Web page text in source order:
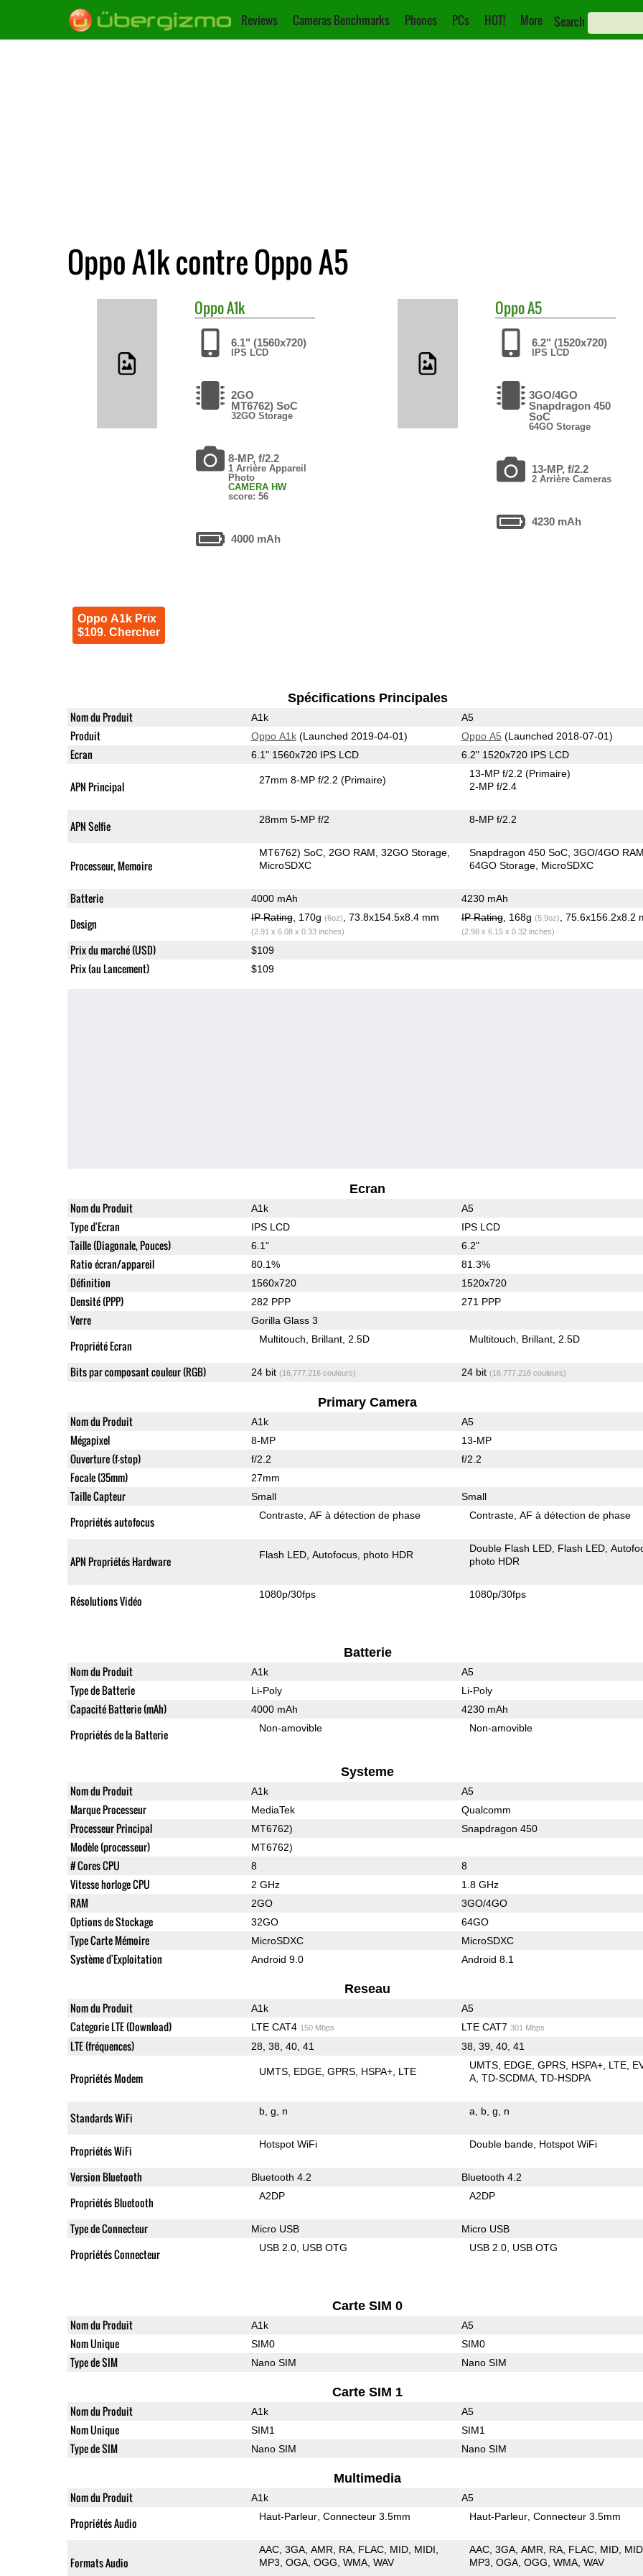
Reviews Cameras Benchmarks Phones PCs HOT! More Search
Oppo A1k contre Oppo A5
OppoA1k
6.1" (1560x720)
IPS LCD
2GO
MT6762) SoC
32GO Storage
8-MP, f/2.2
1 Arrière Appareil
Photo
CAMERA HW
score: 56
4000 mAh
Oppo A1k Prix
$109. Chercher
OppoA5
6.2" (1520x720)
IPS LCD
3GO/4GO
Snapdragon 450
SoC
64GO Storage
13-MP, f/2.2
2 Arrière Cameras
4230 mAh
Spécifications Principales
Nom du Produit A1k A5
Produit Oppo A1k(Launched 2019-04-01) Oppo A5 (Launched 2018-07-01)
Ecran 6.1" 1560x720 IPS LCD 6.2" 1520x720 IPS LCD
APN Principal 27mm 8-MP f/2.2(Primaire)
13-MP f/2.2(Primaire)
2-MP f/2.4
APN Selfie 28mm 5-MP f/2 8-MP f/2.2
Processeur, Memoire
MT6762) SoC 2GO RAM 32GO Storage
MicroSDXC
Snapdragon 450 SoC 3GO/4GO
64GO Storage MicroSDXC
Batterie 4000 mAh 4230 mAh
Design IP Rating, 170g (6oz) , 73.8x154.5x8.4 mm
(2.91 x 6.08 x 0.33 inches)
IP Rating, 168g (5.9oz) , 75.6x156.2x8.2
(2.98 x 6.15 x 0.32 inches)
Prix du marché (USD) $109
Prix (au Lancement) $109
Ecran
Nom du Produit A1k A5
Type d'Ecran IPS LCD IPS LCD
Taille (Diagonale, Pouces) 6.1" 6.2"
Ratio écran/appareil 80.1% 81.3%
Définition 1560x720 1520x720
Densité (PPP) 282 PPP 271 PPP
Verre Gorilla Glass 3
Propriété Ecran Multitouch Brillant 2.5D Multitouch Brillant 2.5D
Bits par composant couleur (RGB) 24 bit (16,777,216 couleurs) 24 bit (16,777,216 couleurs)
Primary Camera
Nom du Produit A1k A5
Mégapixel 8-MP 13-MP
Ouverture (f-stop) f/2.2 f/2.2
Focale (35mm) 27mm
Taille Capteur Small Small
Propriétés autofocus Contraste AF à détection de phase Contraste AF à détection de phase
APN Propriétés Hardware Flash LED Autofocus photo HDR
Double Flash LED Flash LED
photo HDR
Résolutions Vidéo 1080p/30fps 1080p/30fps
Batterie
Nom du Produit A1k A5
Type de Batterie Li-Poly Li-Poly
Capacité Batterie (mAh) 4000 mAh 4230 mAh
Propriétés de la Batterie Non-amovible Non-amovible
Systeme
Nom du Produit A1k A5
Marque Processeur MediaTek Qualcomm
Processeur Principal MT6762) Snapdragon 450
Modèle (processeur) MT6762)
# Cores CPU 8 8
Vitesse horloge CPU 2 GHz 1.8 GHz
RAM 2GO 3GO/4GO
Options de Stockage 32GO 64GO
Type Carte Mémoire MicroSDXC MicroSDXC
Système d'Exploitation Android 9.0 Android 8.1
Reseau
Nom du Produit A1k A5
Categorie LTE (Download) LTE CAT4 150 Mbps LTE CAT7 301 Mbps
LTE (fréquences) 28, 38, 40, 41 38, 39, 40, 41
Propriétés Modem UMTS EDGE GPRS HSPA+ LTE
UMTS EDGE GPRS HSPA+ LTE
A TD-SCDMA TD-HSDPA
Standards WiFi b g n a b g n
Propriétés WiFi Hotspot WiFi Double bande Hotspot WiFi
Version Bluetooth Bluetooth 4.2 Bluetooth 4.2
Propriétés Bluetooth A2DP A2DP
Type de Connecteur Micro USB Micro USB
Propriétés Connecteur USB 2.0 USB OTG USB 2.0 USB OTG
Carte SIM 0
Nom du Produit A1k A5
Nom Unique SIM0 SIM0
Type de SIM Nano SIM Nano SIM
Carte SIM 1
Nom du Produit A1k A5
Nom Unique SIM1 SIM1
Type de SIM Nano SIM Nano SIM
Multimedia
Nom du Produit A1k A5
Propriétés Audio Haut-Parleur Connecteur 3.5mm Haut-Parleur Connecteur 3.5mm
Formats Audio
AAC 3GA AMR RA FLAC MID MIDI
MP3 OGA OGG WMA WAV
AAC 3GA AMR RA FLAC MID
MP3 OGA OGG WMA WAV